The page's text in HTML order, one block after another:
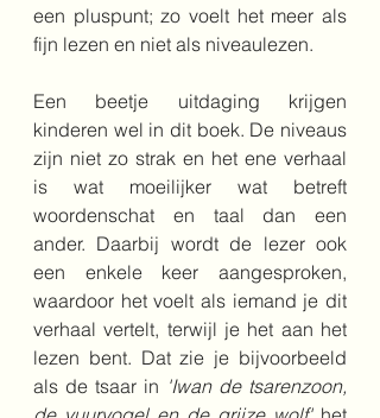
een pluspunt; zo voelt het meer als
fijn lezen en niet als niveaulezen.
Een beetje uitdaging krijgen
kinderen wel in dit boek. De niveaus
zijn niet zo strak en het ene verhaal
is wat moeilijker wat betreft
woordenschat en taal dan een
ander. Daarbij wordt de lezer ook
een enkele keer aangesproken,
waardoor het voelt als iemand je dit
verhaal vertelt, terwijl je het aan het
lezen bent. Dat zie je bijvoorbeeld
als de tsaar in 'Iwan de tsarenzoon,